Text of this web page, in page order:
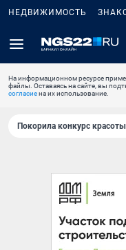
НЕДВИЖИМОСТЬ
На информационном ресурсе
файлы. Оставаясь на сайте, вы
согласиена их использование.
Покорила конкурс